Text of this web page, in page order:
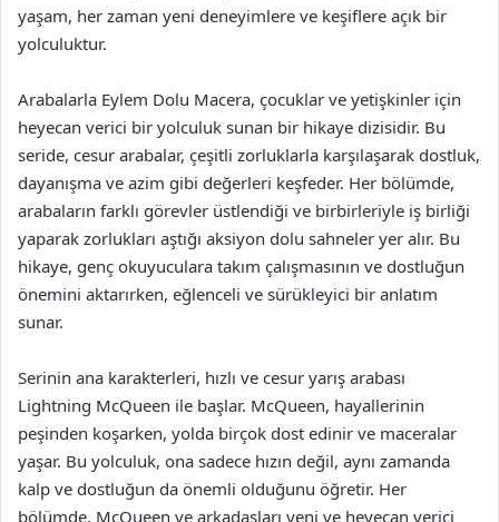
yaşam, her zaman yeni deneyimlere ve keşiflere açık bir
yolculuktur.
Arabalarla Eylem Dolu Macera, çocuklar ve yetişkinler için
heyecan verici bir yolculuk sunan bir hikaye dizisidir. Bu
seride, cesur arabalar, çeşitli zorluklarla karşılaşarak dostluk,
dayanışma ve azim gibi değerleri keşfeder. Her bölümde,
arabaların farklı görevler üstlendiği ve birbirleriyle iş birliği
yaparak zorlukları aştığı aksiyon dolu sahneler yer alır. Bu
hikaye, genç okuyuculara takım çalışmasının ve dostluğun
önemini aktarırken, eğlenceli ve sürükleyici bir anlatım
sunar.
Serinin ana karakterleri, hızlı ve cesur yarış arabası
Lightning McQueen ile başlar. McQueen, hayallerinin
peşinden koşarken, yolda birçok dost edinir ve maceralar
yaşar. Bu yolculuk, ona sadece hızın değil, aynı zamanda
kalp ve dostluğun da önemli olduğunu öğretir. Her
bölümde, McQueen ve arkadaşları yeni ve heyecan verici